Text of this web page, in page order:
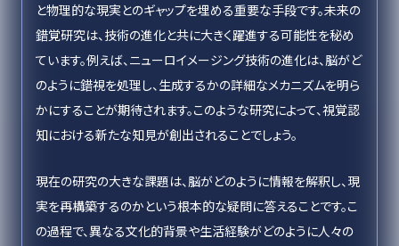
と物理的な現実とのギャップを埋める重要な手段です。未来の
錯覚研究は、技術の進化と共に大きく躍進する可能性を秘め
ています。例えば、ニューロイメージング技術の進化は、脳がど
のように錯視を処理し、生成するかの詳細なメカニズムを明ら
かにすることが期待されます。このような研究によって、視覚認
知における新たな知見が創出されることでしょう。
現在の研究の大きな課題は、脳がどのように情報を解釈し、現
実を再構築するのかという根本的な疑問に答えることです。こ
の過程で、異なる文化的背景や生活経験がどのように人々の